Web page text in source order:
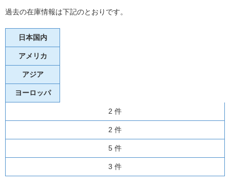
過去の在庫情報は下記のとおりです。
日本国内
アメリカ
アジア
ヨーロッパ
2 件
2 件
5 件
3 件